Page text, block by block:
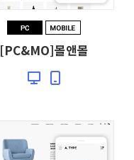
[PC&MO]몰앤몰